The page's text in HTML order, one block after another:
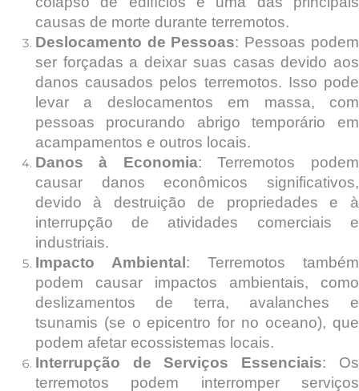
causas de morte durante terremotos.
Deslocamento de Pessoas: Pessoas podem
ser forçadas a deixar suas casas devido aos
danos causados pelos terremotos. Isso pode
levar a deslocamentos em massa, com
pessoas procurando abrigo temporário em
acampamentos e outros locais.
Danos à Economia: Terremotos podem
causar danos econômicos significativos,
devido à destruição de propriedades e à
interrupção de atividades comerciais e
industriais.
Impacto Ambiental : Terremotos também
podem causar impactos ambientais, como
deslizamentos de terra, avalanches e
tsunamis (se o epicentro for no oceano), que
podem afetar ecossistemas locais.
Interrupção de Serviços Essenciais: Os
terremotos podem interromper serviços